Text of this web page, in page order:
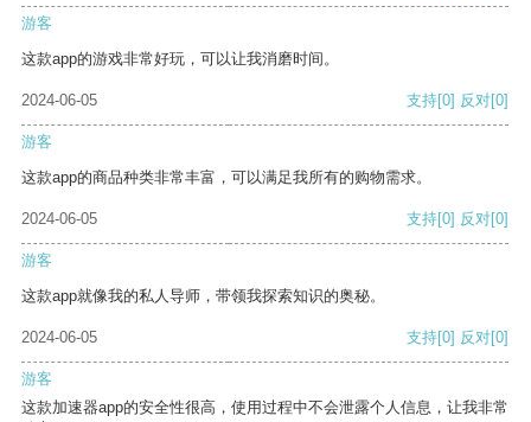
游客
这款app的游戏非常好玩，可以让我消磨时间。
2024-06-05 支持[0] 反对[0]
游客
这款app的商品种类非常丰富，可以满足我所有的购物需求。
2024-06-05 支持[0] 反对[0]
游客
这款app就像我的私人导师，带领我探索知识的奥秘。
2024-06-05 支持[0] 反对[0]
游客
这款加速器app的安全性很高，使用过程中不会泄露个人信息，让我非常